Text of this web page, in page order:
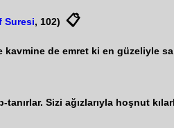
Suresi, 102) 📋
de emret ki en güzeliyle
Sizi ağızlarıyla hoşnut